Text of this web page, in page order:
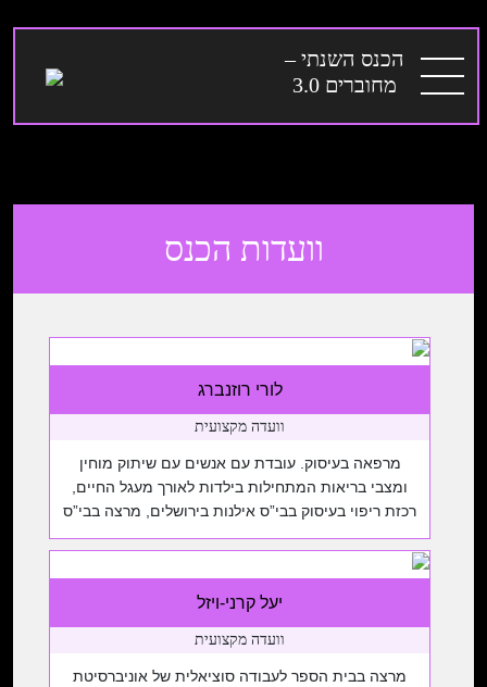
content
הכנס השנתי –
מחוברים 3.0
וועדות הכנס
לורי רוזנברג
וועדה מקצועית
מרפאה בעיסוק. עובדת עם אנשים עם שיתוק מוחין
ומצבי בריאות המתחילות בילדות לאורך מעגל החיים,
רכזת ריפוי בעיסוק בבי”ס אילנות בירושלים, מרצה בבי”ס
לריפוי בעיסוק באוניברסיטה העברית ומנהלת ריפוי
פיזית). מחקרה עוסק בעיקר סביב השפעות ניידות
ממונעת בכל שלבי ההתפתחות, והתערבות מבוססת
השתתפות בשיתוף עם אנשים החיים […]
יעל קרני-ויזל
וועדה מקצועית
מרצה בבית הספר לעבודה סוציאלית של אוניברסיטת